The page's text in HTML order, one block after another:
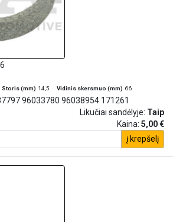
Storis (mm) 14,5 Vidinis skersmuo (mm) 66
82563 91516522 91537797 96033780 96038954 171261
Likučiai sandėlyje: Taip
Kaina: 5,00 €
į krepšelį